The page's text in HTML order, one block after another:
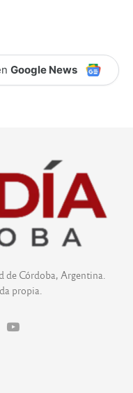
Google News
de Córdoba, Argentina.
propia.